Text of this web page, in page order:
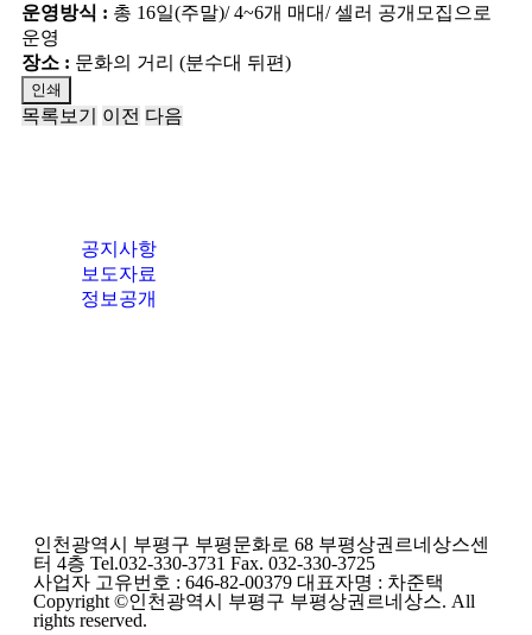
운영방식 : 총 16일(주말)/ 4~6개 매대/ 셀러 공개모집으로
운영
장소 : 문화의 거리 (분수대 뒤편)
인쇄
목록보기 이전 다음
공지사항
보도자료
정보공개
인천광역시 부평구 부평문화로 68 부평상권르네상스센
터 4층 Tel.032-330-3731 Fax. 032-330-3725
사업자 고유번호 : 646-82-00379 대표자명 : 차준택
Copyright ©인천광역시 부평구 부평상권르네상스. All
rights reserved.